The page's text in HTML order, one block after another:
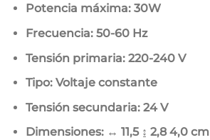
Potencia máxima: 30W
Frecuencia: 50-60 Hz
Tensión primaria: 220-240 V
Tipo: Voltaje constante
Tensión secundaria: 24 V
Dimensiones: ↔ 11,5 ↨ 2,84,0 cm